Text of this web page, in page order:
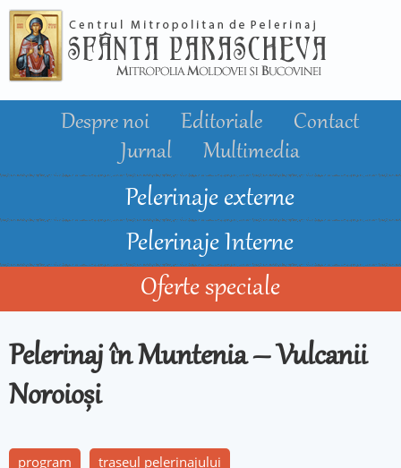
conţinutul
principal
Despre noi Editoriale
Contact
Jurnal
Multimedia
Pelerinaje externe
Pelerinaje Interne
Oferte speciale
Pelerinaj în Muntenia – Vulcanii
Noroioși
program traseul pelerinajului